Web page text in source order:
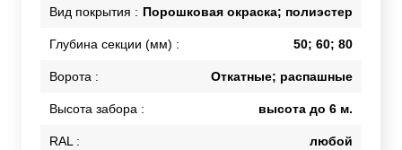
Вид покрытия : Порошковая окраска; полиэстер
Глубина секции (мм) : 50; 60; 80
Ворота : Откатные; распашные
Высота забора : высота до 6 м.
RAL : любой